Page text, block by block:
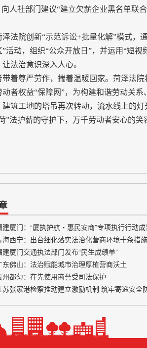
向人社部门建议“建立欠薪企业黑名单联
院创新“示范诉讼+批量化解”模式，
活动，组织“公众开放日”，并运用“短
法治意识深入人心。
尊严劳作，揣着温暖回家。菏泽法院
者权益“保障网”，为构建和谐劳动关
工地的塔吊再次转动，流水线上的灯
”法护薪的守护下，万千劳动者安心的
厦门：“厦执护航・惠民安商”专项执行行动
西宁：出台细化落实法治化营商环境十条措施
厦门交通执法部门发布“民生成绩单”
佛山：法治赋能城市治理厚植营商沃土
都匀：在先使用商誉受司法保护
张家港检察推动建立激励机制 筑牢寄递安全